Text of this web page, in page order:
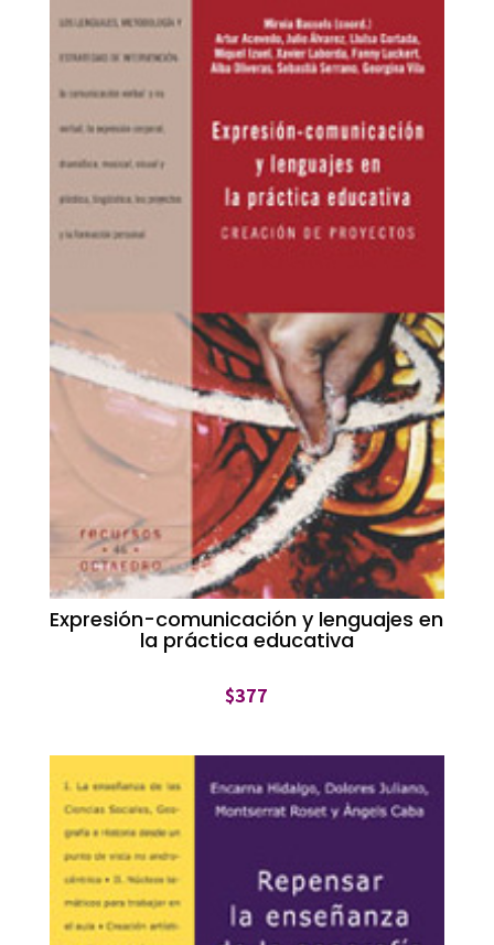
Expresión-comunicación y lenguajes en
la práctica educativa
$377